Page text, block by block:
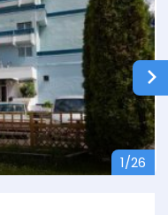
1/26